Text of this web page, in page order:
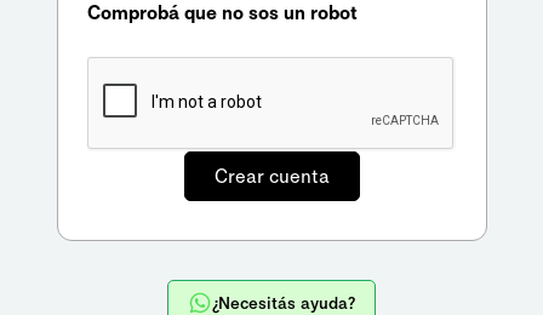
Comprobá que no sos un robot
¿Necesitás ayuda?